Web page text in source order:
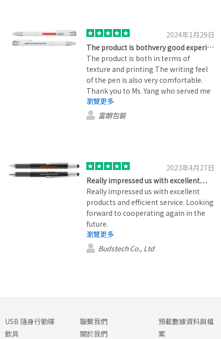
2024年1月29日
The product is bothvery good experience in terms of texture…
The product is both in terms of
texture and printing The writing feel
of the pen is also very comfortable.
Thank you to Ms. Yang who served me
and your company for providing it.
Such good service quality, looking
forward to repurchasing next time.
瀏覽更多
富朗包裝
2023年4月27日
Really impressed us with excellent…
Really impressed us with excellent
products and efficient service. Looking
forward to cooperating again in the
future.
瀏覽更多
Budstech Co., Ltd
USB 隨身行動碟
飲具
聯繫我們
關於我們
預載數據資料與檔
案